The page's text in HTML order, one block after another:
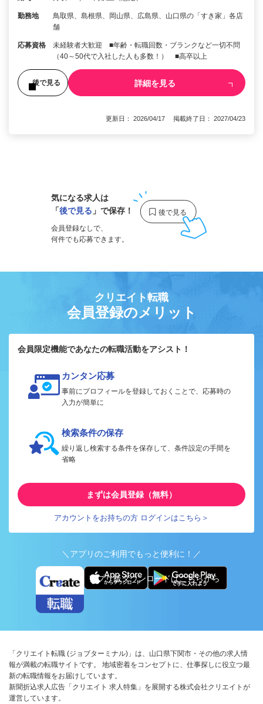
勤務地
鳥取県、島根県、岡山県、広島県、山口県の「すき家」各店
舗
応募資格
未経験者大歓迎 ■年齢・転職回数・ブランクなど一切不問
（40～50代で入社した人も多数！） ■高卒以上
後で見る 詳細を見る
更新日： 2026/04/17 掲載終了日： 2027/04/23
気になる求人は
「後で見る 」で保存！
会員登録なしで、
何件でも応募できます。
クリエイト転職
会員登録のメリット
会員限定機能であなたの転職活動をアシスト！
カンタン応募
事前にプロフィールを登録しておくことで、応募時の
入力が簡単に
検索条件の保存
繰り返し検索する条件を保存して、条件設定の手間を
省略
まずは会員登録（無料）
アカウントをお持ちの方 ログインはこちら＞
＼アプリのご利用でもっと便利に！／
アプリ版ダウンロードはこちらから
「クリエイト転職 (ジョブターミナル)」は、山口県下関市・その他の求人情
報が満載の転職サイトです。 地域密着をコンセプトに、仕事探しに役立つ最
新の転職情報をお届けしています。
新聞折込求人広告「クリエイト 求人特集」を展開する株式会社クリエイトが
運営しています。